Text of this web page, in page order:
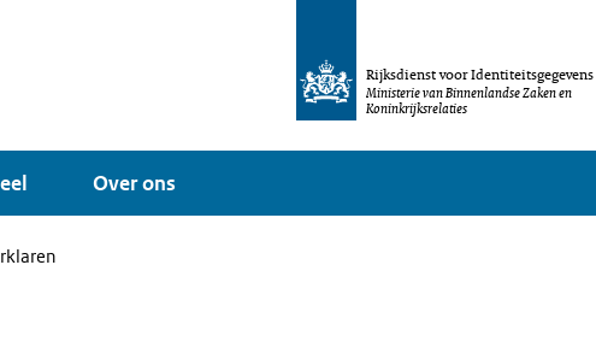
Rijksdienst voor Identiteitsgegevens
Ministerie van Binnenlandse Zaken en
Koninkrijksrelaties
Over ons